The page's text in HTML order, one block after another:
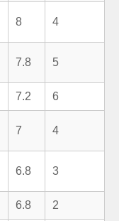
8 4
7.8 5
7.2 6
7 4
6.8 3
6.8 2